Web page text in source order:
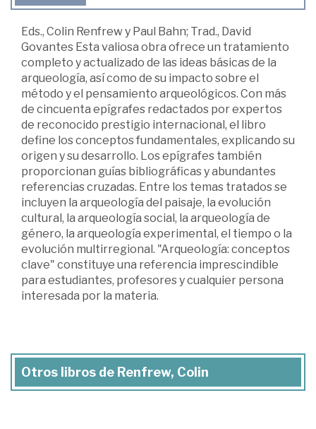
Eds., Colin Renfrew y Paul Bahn; Trad., David
Govantes Esta valiosa obra ofrece un tratamiento
completo y actualizado de las ideas básicas de la
arqueología, así como de su impacto sobre el
método y el pensamiento arqueológicos. Con más
de cincuenta epígrafes redactados por expertos
de reconocido prestigio internacional, el libro
define los conceptos fundamentales, explicando su
origen y su desarrollo. Los epígrafes también
proporcionan guías bibliográficas y abundantes
referencias cruzadas. Entre los temas tratados se
incluyen la arqueología del paisaje, la evolución
cultural, la arqueología social, la arqueología de
género, la arqueología experimental, el tiempo o la
evolución multirregional. "Arqueología: conceptos
clave" constituye una referencia imprescindible
para estudiantes, profesores y cualquier persona
interesada por la materia.
Otros libros de Renfrew, Colin